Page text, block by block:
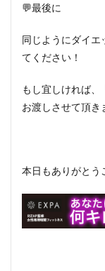
💬最後に
同じようにダイエ
てください！
もし宜しければ
お渡しさせて頂き
本日もありがとう